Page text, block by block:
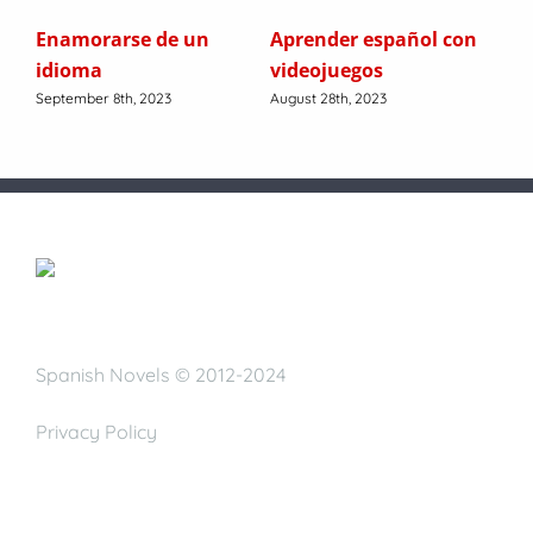
Enamorarse de un
idioma
September 8th, 2023
Aprender español con
videojuegos
August 28th, 2023
Spanish Novels © 2012-2024
Privacy Policy